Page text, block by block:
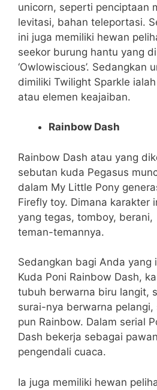
unicorn, seperti penciptaan
levitasi, bahan teleportasi.
ini juga memiliki hewan
seekor burung hantu yang
‘Owlowiscious’. Sedangkan
dimiliki Twilight Sparkle
atau elemen keajaiban.
Rainbow Dash
Rainbow Dash atau yang
sebutan kuda Pegasus
dalam My Little Pony
Firefly toy. Dimana karakter
yang tegas, tomboy,
teman-temannya.
Sedangkan bagi Anda yang
Kuda Poni Rainbow Dash,
tubuh berwarna biru langit,
surai-nya berwarna pelangi,
pun Rainbow. Dalam serial
Dash bekerja sebagai
pengendali cuaca.
Ia juga memiliki hewan